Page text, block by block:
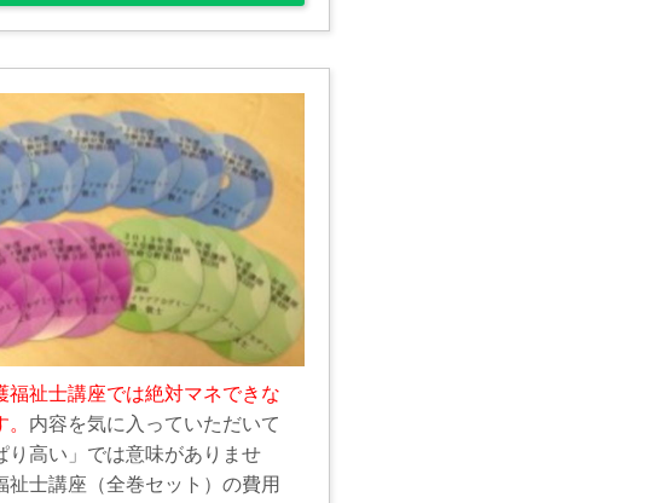
福祉士講座では絶対マネできな
内容を気に入っていただいて
り高い」では意味がありませ
祉士講座（全巻セット）の費用